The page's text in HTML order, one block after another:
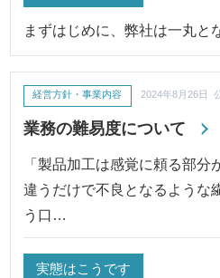
まずはじめに、弊社は一丸
業務の難易度について
経営方針・事業内容 2024年8月26日
「製品加工は感覚に頼る部分
違うだけで不良となるような
う口…
実態はこうです